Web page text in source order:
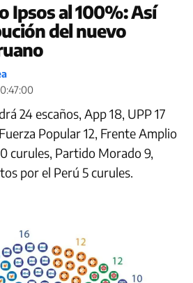
Ipsos al 100%: Así
del nuevo
24 escaños, App 18, UPP 17
Popular 12, Frente Amplio
curules, Partido Morado 9,
por el Perú 5 curules.